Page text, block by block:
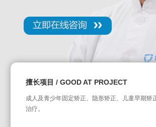
擅长项目 / GOOD AT PROJECT
成人及青少年固定矫正、隐形矫正、儿童早期矫
治疗。